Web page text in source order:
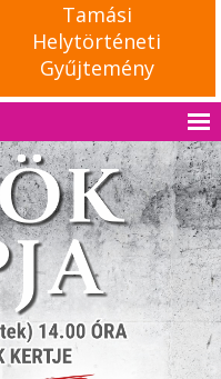
Tamási
Helytörténeti
Gyűjtemény